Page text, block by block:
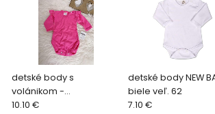
detské body s
volánikom -
sýtoružovéveľ. 68
10.10 €
detské body NEW
biele veľ. 62
7.10 €